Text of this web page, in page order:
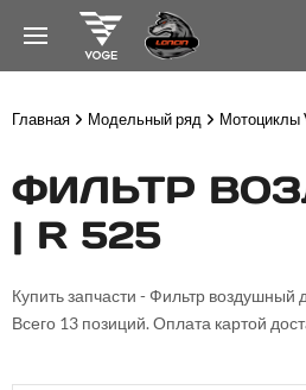
Главная Модельный ряд Мотоциклы
ФИЛЬТР
| R 525
Купить запчасти - Фильтр воздушный
Всего 13 позиций. Оплата картой